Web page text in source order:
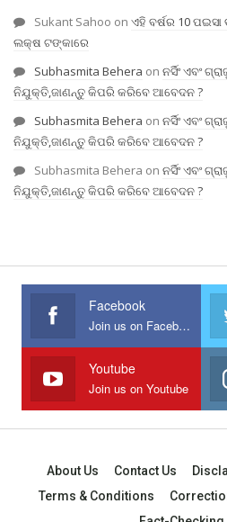
Sukant Sahoo on ଏହି ବର୍ଷର 10
ଲକ୍ଷ ଟଙ୍କାରେ
Subhasmita Behera on ନର୍ସିଂ ଏବଂ
ନିଯୁକ୍ତି,ଜାଣନ୍ତୁ କିପରି କରିବେ ଆବେଦନ ?
Subhasmita Behera on ନର୍ସିଂ ଏବଂ
ନିଯୁକ୍ତି,ଜାଣନ୍ତୁ କିପରି କରିବେ ଆବେଦନ ?
Subhasmita Behera on ନର୍ସିଂ ଏବଂ
ନିଯୁକ୍ତି,ଜାଣନ୍ତୁ କିପରି କରିବେ ଆବେଦନ ?
Facebook
Join us on Facebook
Youtube
Join us on Youtube
About Us Contact Us
Terms & Conditions